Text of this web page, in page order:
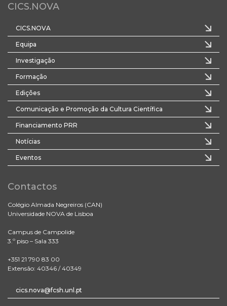
CICS.NOVA
CICS.NOVA
Equipa
Investigação
Formação
Edições
Comunicação e Promoção da Cultura Científica
Financiamento PRR
Notícias
Eventos
Contactos
Colégio Almada Negreiros (CAN)
Universidade NOVA de Lisboa
Campus de Campolide
3.º piso – Sala 333
+351 21 790 83 00
Extensão: 40346 / 40349
cics.nova@fcsh.unl.pt